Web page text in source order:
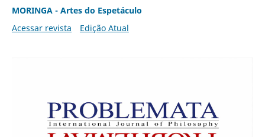
MORINGA - Artes do Espetáculo
Acessar revista
Edição Atual